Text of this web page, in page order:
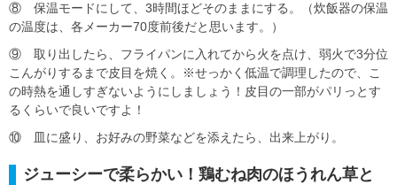
⑧ 保温モードにして、3時間ほどそのままにする。（炊飯器の保温
の温度は、各メーカー70度前後だと思います。）
⑨ 取り出したら、フライパンに入れてから火を点け、弱火で3分位
こんがりするまで皮目を焼く。※せっかく低温で調理したので、こ
の時熱を通しすぎないようにしましょう！皮目の一部がパリっとす
るくらいで良いですよ！
⑩ 皿に盛り、お好みの野菜などを添えたら、出来上がり。
ジューシーで柔らかい！鶏むね肉のほうれん草と